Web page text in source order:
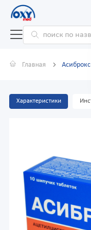
Главная
Характеристики